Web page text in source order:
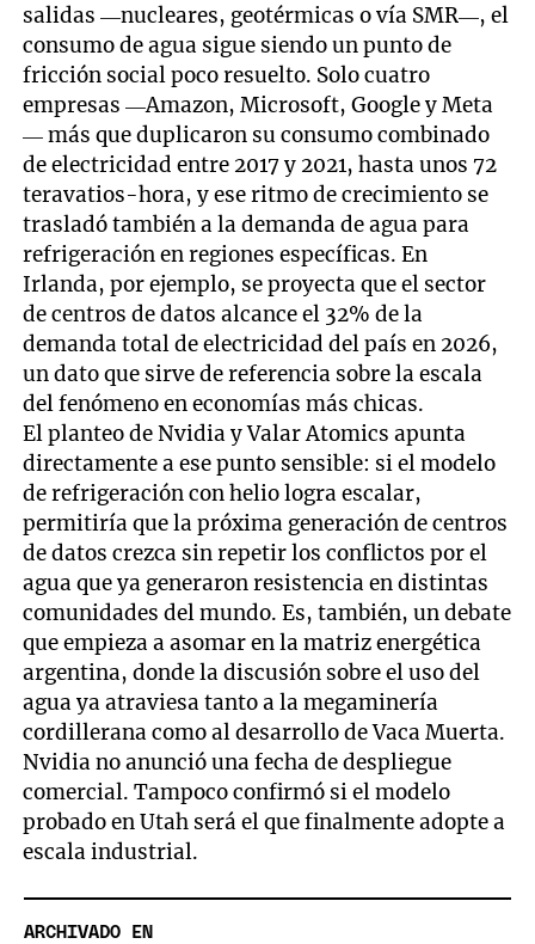
salidas —nucleares, geotérmicas o vía SMR—, el
consumo de agua sigue siendo un punto de
fricción social poco resuelto. Solo cuatro
empresas —Amazon, Microsoft, Google y Meta
— más que duplicaron su consumo combinado
de electricidad entre 2017 y 2021, hasta unos 72
teravatios-hora, y ese ritmo de crecimiento se
trasladó también a la demanda de agua para
refrigeración en regiones específicas. En
Irlanda, por ejemplo, se proyecta que el sector
de centros de datos alcance el 32% de la
demanda total de electricidad del país en 2026,
un dato que sirve de referencia sobre la escala
del fenómeno en economías más chicas.
El planteo de Nvidia y Valar Atomics apunta
directamente a ese punto sensible: si el modelo
de refrigeración con helio logra escalar,
permitiría que la próxima generación de centros
de datos crezca sin repetir los conflictos por el
agua que ya generaron resistencia en distintas
comunidades del mundo. Es, también, un debate
que empieza a asomar en la matriz energética
argentina, donde la discusión sobre el uso del
agua ya atraviesa tanto a la megaminería
cordillerana como al desarrollo de Vaca Muerta.
Nvidia no anunció una fecha de despliegue
comercial. Tampoco confirmó si el modelo
probado en Utah será el que finalmente adopte a
escala industrial.
ARCHIVADO EN